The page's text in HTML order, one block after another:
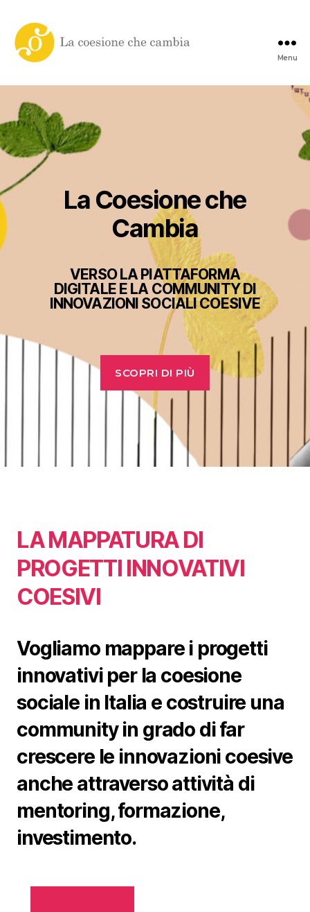
coesione
che
cambia
Menu
La Coesione che
Cambia
VERSO LA PIATTAFORMA
DIGITALE E LA COMMUNITY DI
INNOVAZIONI SOCIALI COESIVE
SCOPRI DI PIÙ
LA MAPPATURA DI
PROGETTI INNOVATIVI
COESIVI
Vogliamo mappare i progetti
innovativi per la coesione
sociale in Italia e costruire una
community in grado di far
crescere le innovazioni coesive
anche attraverso attività di
mentoring, formazione,
investimento.